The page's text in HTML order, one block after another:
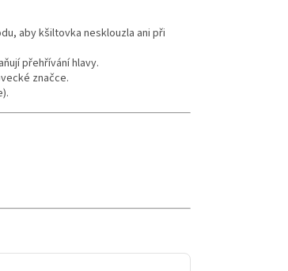
aby kšiltovka nesklouzla ani při
přehřívání hlavy.
značce.